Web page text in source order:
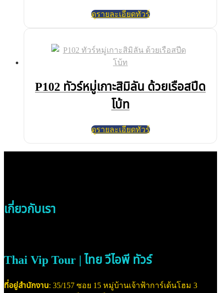
ดูรายละเอียดทัวร์
P102 ทัวร์หมู่เกาะสิมิลัน ด้วยเรือสปีด
โบ้ท
ดูรายละเอียดทัวร์
เกี่ยวกับเรา
Thai Vip Tour | ไทย วีไอพี ทัวร์
ที่อยู่สำนักงาน: 35/157 ซอย 15 หมู่บ้านเจ้าฟ้าการ์เด้นโฮม 3